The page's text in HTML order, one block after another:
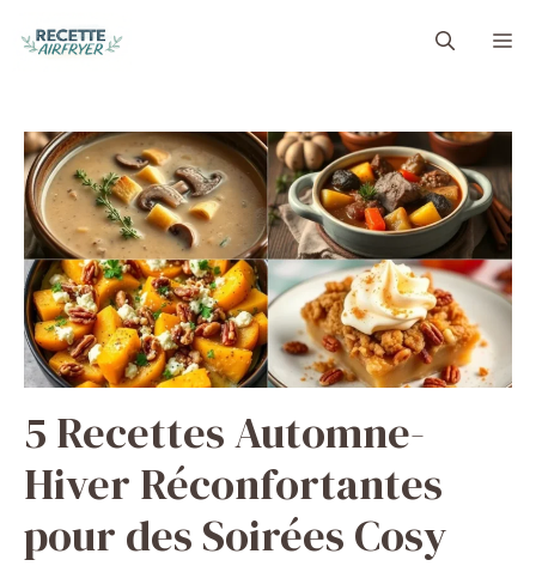
5 Recettes Automne-
Hiver Réconfortantes
pour des Soirées Cosy